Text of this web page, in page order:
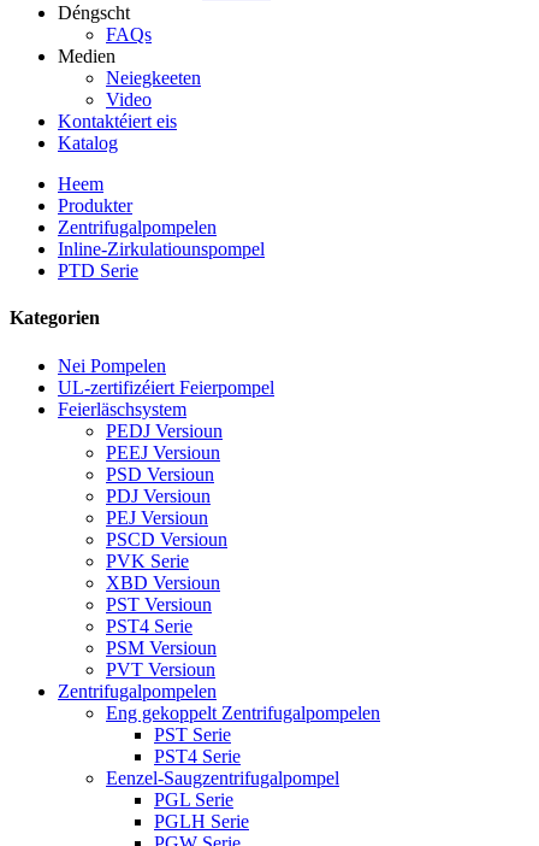
Déngscht
FAQs
Medien
Neiegkeeten
Video
Kontaktéiert eis
Katalog
Heem
Produkter
Zentrifugalpompelen
Inline-Zirkulatiounspompel
PTD Serie
Kategorien
Nei Pompelen
UL-zertifizéiert Feierpompel
Feierläschsystem
PEDJ Versioun
PEEJ Versioun
PSD Versioun
PDJ Versioun
PEJ Versioun
PSCD Versioun
PVK Serie
XBD Versioun
PST Versioun
PST4 Serie
PSM Versioun
PVT Versioun
Zentrifugalpompelen
Eng gekoppelt Zentrifugalpompelen
PST Serie
PST4 Serie
Eenzel-Saugzentrifugalpompel
PGL Serie
PGLH Serie